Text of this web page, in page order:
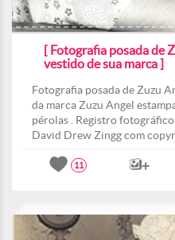
[ Fotografia posada de
vestido de sua marca ]
Fotografia posada de Zuzu
da marca Zuzu Angel
pérolas . Registro
David Drew Zingg com
11